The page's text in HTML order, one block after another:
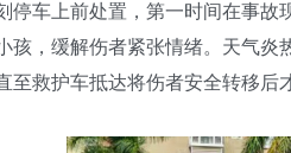
车上前处置，第一时间在事故
孩，缓解伤者紧张情绪。天气
至救护车抵达将伤者安全转移后